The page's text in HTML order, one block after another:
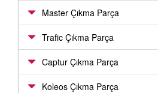
Master Çıkma Parça
Trafic Çıkma Parça
Captur Çıkma Parça
Koleos Çıkma Parça